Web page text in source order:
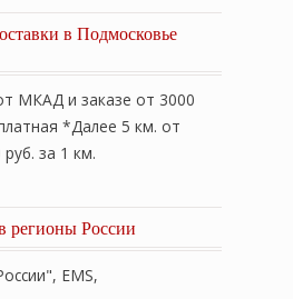
в Подмосковье
МКАД и заказе от 3000
*Далее 5 км. от
за 1 км.
регионы России
EMS,